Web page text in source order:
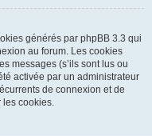
générés par phpBB 3.3 qui
au forum. Les cookies
messages (s’ils sont lus ou
activée par un administrateur
de connexion et de
les cookies.